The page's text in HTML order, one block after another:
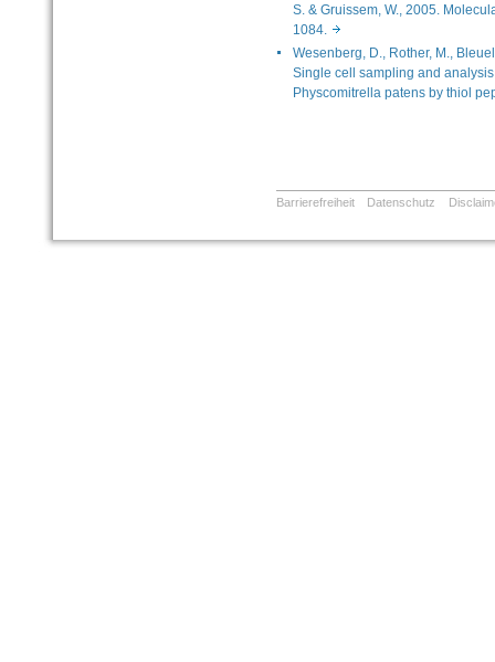
S. & Gruissem, W., 2005.
1084.
Wesenberg, D., Rother, M.,
Single cell sampling and
Physcomitrella patens by thiol
Barrierefreiheit Datenschutz